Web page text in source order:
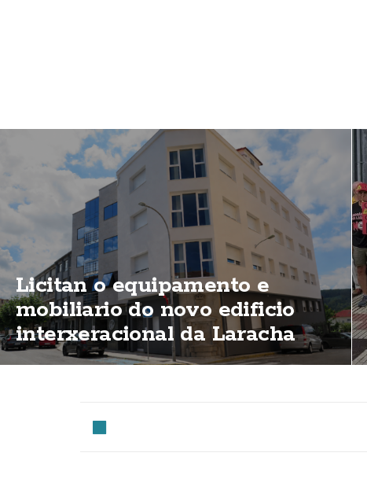
Licitan o equipamento e
mobiliario do novo edificio
interxeracional da Laracha